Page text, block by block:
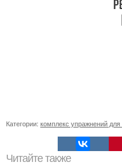
Категории: комплекс упражнений
Читайте также